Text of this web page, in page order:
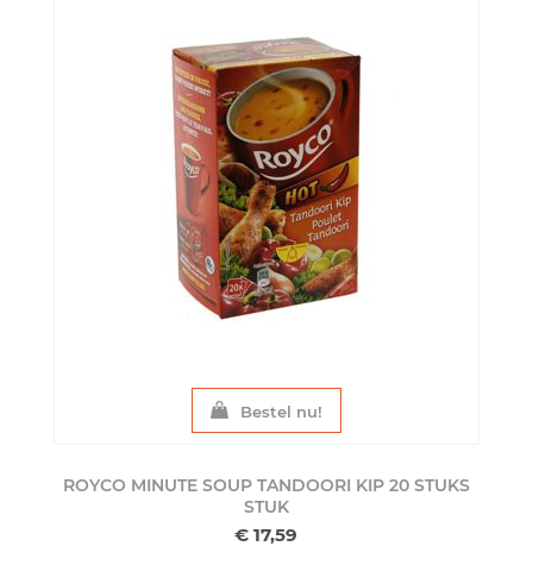
Bestel nu!
ROYCO MINUTE SOUP TANDOORI KIP 20 STUKS
STUK
€ 17,59